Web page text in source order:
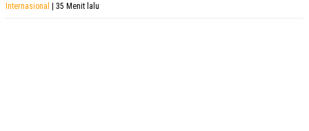
Internasional | 35 Menit lalu